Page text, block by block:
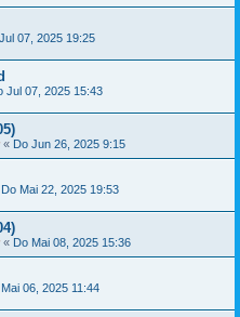
07, 2025 19:25
Jul 07, 2025 15:43
« Do Jun 26, 2025 9:15
Do Mai 22, 2025 19:53
« Do Mai 08, 2025 15:36
Mai 06, 2025 11:44